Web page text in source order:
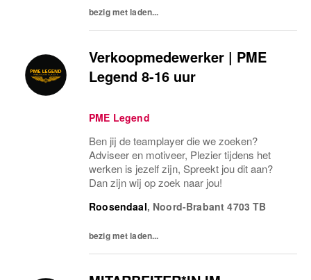
bezig met laden...
Verkoopmedewerker | PME
Legend 8-16 uur
PME Legend
Ben jij de teamplayer die we zoeken?
Adviseer en motiveer, Plezier tijdens het
werken is jezelf zijn, Spreekt jou dit aan?
Dan zijn wij op zoek naar jou!
Roosendaal, Noord-Brabant 4703 TB
bezig met laden...